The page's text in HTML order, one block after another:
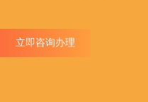
立即咨询办理